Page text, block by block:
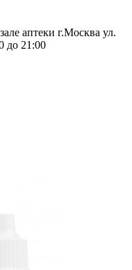
аптеки г.Москва ул.
до 21:00